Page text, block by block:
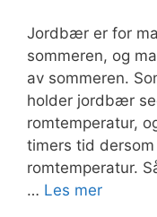
Jordbær er for
sommeren, og
av sommeren.
holder jordbær
romtemperatur,
timers tid
romtemperatur.
… Les mer